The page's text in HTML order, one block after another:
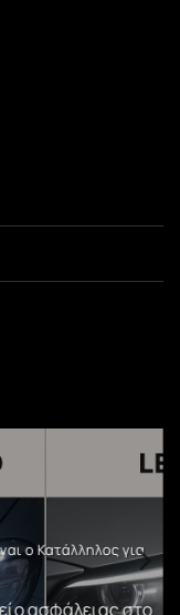
ο Κατάλληλος για
ασφάλειας στο